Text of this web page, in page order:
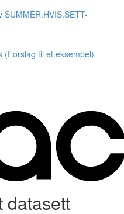
(Forslag til et eksempel)
datasett